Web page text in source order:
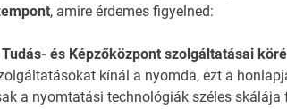
, amire érdemes figyelned:
és Képzőközpont szolgáltatásai
kínál a nyomda, ezt a
a nyomtatási technológiák széles